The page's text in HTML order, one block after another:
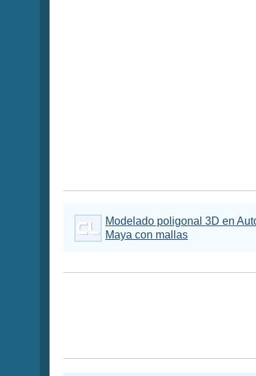
Modelado poligonal 3D en
Maya con mallas